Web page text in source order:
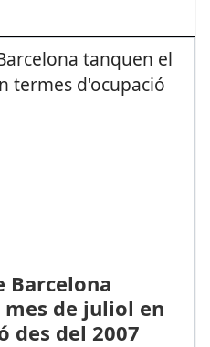
Barcelona
de juliol en
des del 2007